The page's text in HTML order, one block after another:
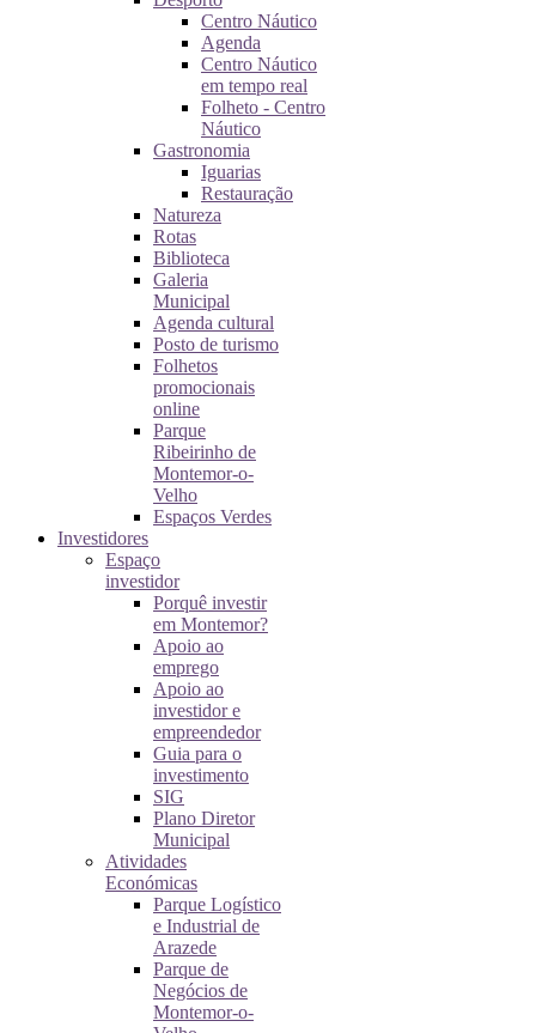
Centro Náutico
Agenda
Centro Náutico
em tempo real
Folheto - Centro
Náutico
Gastronomia
Iguarias
Restauração
Natureza
Rotas
Biblioteca
Galeria
Municipal
Agenda cultural
Posto de turismo
Folhetos
promocionais
online
Parque
Ribeirinho de
Montemor-o-
Velho
Espaços Verdes
Investidores
Espaço
investidor
Porquê investir
em Montemor?
Apoio ao
emprego
Apoio ao
investidor e
empreendedor
Guia para o
investimento
SIG
Plano Diretor
Municipal
Atividades
Económicas
Parque Logístico
e Industrial de
Arazede
Parque de
Negócios de
Montemor-o-